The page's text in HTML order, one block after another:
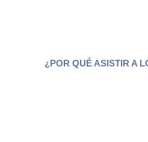
¿POR QUÉ ASISTIR A